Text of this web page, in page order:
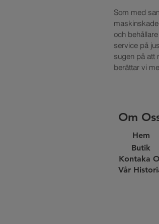
Som med
och
service på
sugen på att
berättar vi
Om
Hem
Butik
Kontaka
Vår